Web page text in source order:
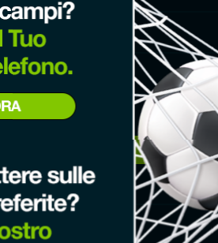
3
-
-
TIP
-
TIP|VIDEO
-
|VIDEO
-
TIP|VIDEO
-
-
TIP